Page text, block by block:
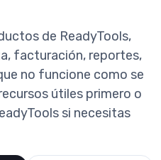
de ReadyTools,
facturación, reportes,
no funcione como se
útiles primero o
si necesitas